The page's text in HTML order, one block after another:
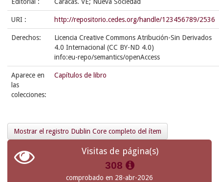
URI : http://repositorio.cedes.org/handle/123456789/2536
Derechos:
Licencia Creative Commons Atribución-Sin Derivados
4.0 Internacional (CC BY-ND 4.0)
info:eu-repo/semantics/openAccess
Aparece en
las
colecciones:
Capítulos de libro
Mostrar el registro Dublin Core completo del ítem
Visitas de página(s)
308
comprobado en 28-abr-2026